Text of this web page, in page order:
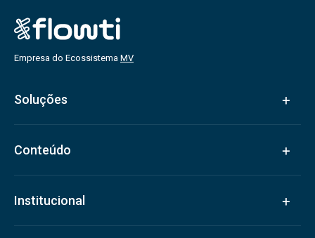
Empresa do Ecossistema MV
Soluções
Conteúdo
Institucional